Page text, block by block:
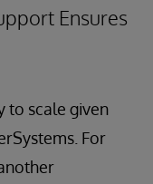
Ensures
to scale given
For